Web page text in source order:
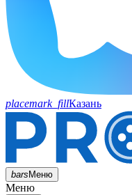
placemark_fillКазань
barsМеню
Меню